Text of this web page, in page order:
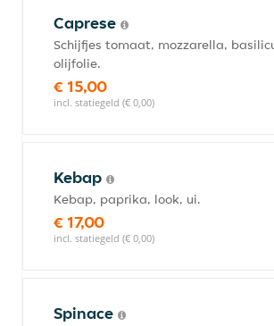
Caprese
Schijfjes tomaat, mozzarella,
olijfolie.
€ 15,00
incl. statiegeld (€ 0,00)
Kebap
Kebap, paprika, look, ui.
€ 17,00
incl. statiegeld (€ 0,00)
Spinace